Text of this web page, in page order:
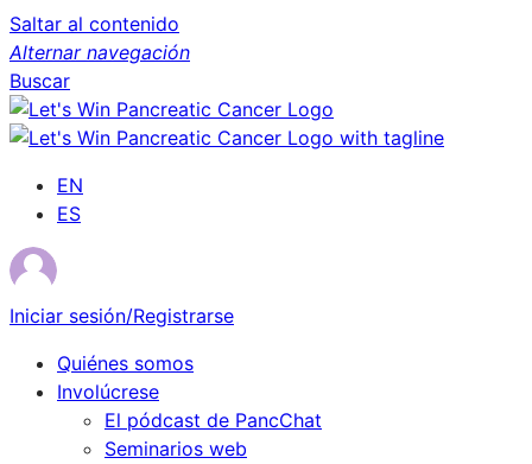
Saltar al contenido
Alternar navegación
Buscar
EN
ES
Iniciar sesión/Registrarse
Quiénes somos
Involúcrese
El pódcast de PancChat
Seminarios web